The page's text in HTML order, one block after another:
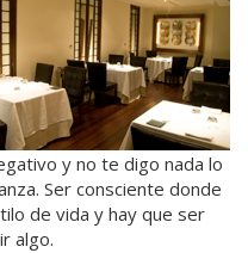
y no te digo nada lo
Ser consciente donde
de vida y hay que ser
algo.